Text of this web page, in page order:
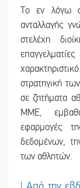
Το εν λόγω
ανταλλαγής
στελέχη
στρατηγική
σε ζητήματα
ΜΜΕ,
εφαρμογές
δεδομένων,
των αθλητών.